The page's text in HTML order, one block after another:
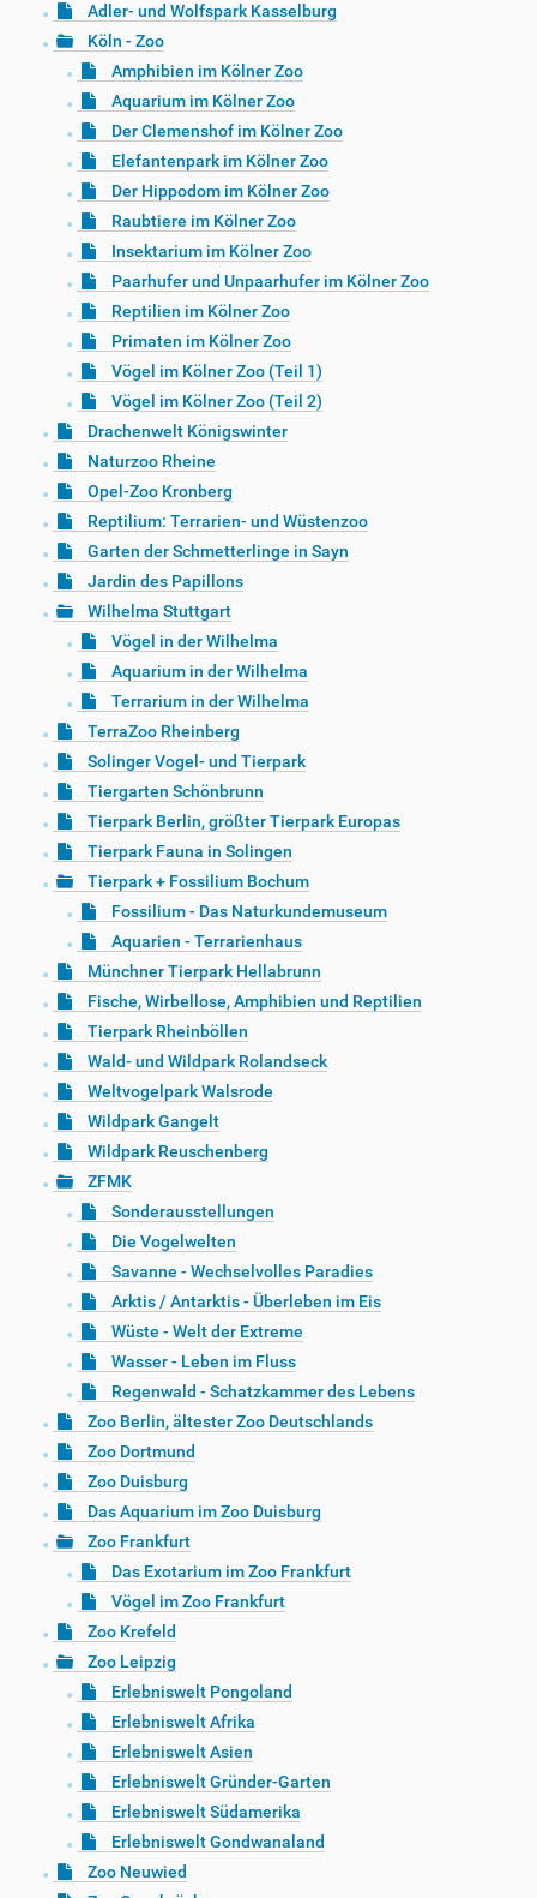
Adler- und Wolfspark Kasselburg
Köln - Zoo
Amphibien im Kölner Zoo
Aquarium im Kölner Zoo
Der Clemenshof im Kölner Zoo
Elefantenpark im Kölner Zoo
Der Hippodom im Kölner Zoo
Raubtiere im Kölner Zoo
Insektarium im Kölner Zoo
Paarhufer und Unpaarhufer im Kölner Zoo
Reptilien im Kölner Zoo
Primaten im Kölner Zoo
Vögel im Kölner Zoo (Teil 1)
Vögel im Kölner Zoo (Teil 2)
Drachenwelt Königswinter
Naturzoo Rheine
Opel-Zoo Kronberg
Reptilium: Terrarien- und Wüstenzoo
Garten der Schmetterlinge in Sayn
Jardin des Papillons
Wilhelma Stuttgart
Vögel in der Wilhelma
Aquarium in der Wilhelma
Terrarium in der Wilhelma
TerraZoo Rheinberg
Solinger Vogel- und Tierpark
Tiergarten Schönbrunn
Tierpark Berlin, größter Tierpark Europas
Tierpark Fauna in Solingen
Tierpark + Fossilium Bochum
Fossilium - Das Naturkundemuseum
Aquarien - Terrarienhaus
Münchner Tierpark Hellabrunn
Fische, Wirbellose, Amphibien und Reptilien
Tierpark Rheinböllen
Wald- und Wildpark Rolandseck
Weltvogelpark Walsrode
Wildpark Gangelt
Wildpark Reuschenberg
ZFMK
Sonderausstellungen
Die Vogelwelten
Savanne - Wechselvolles Paradies
Arktis / Antarktis - Überleben im Eis
Wüste - Welt der Extreme
Wasser - Leben im Fluss
Regenwald - Schatzkammer des Lebens
Zoo Berlin, ältester Zoo Deutschlands
Zoo Dortmund
Zoo Duisburg
Das Aquarium im Zoo Duisburg
Zoo Frankfurt
Das Exotarium im Zoo Frankfurt
Vögel im Zoo Frankfurt
Zoo Krefeld
Zoo Leipzig
Erlebniswelt Pongoland
Erlebniswelt Afrika
Erlebniswelt Asien
Erlebniswelt Gründer-Garten
Erlebniswelt Südamerika
Erlebniswelt Gondwanaland
Zoo Neuwied